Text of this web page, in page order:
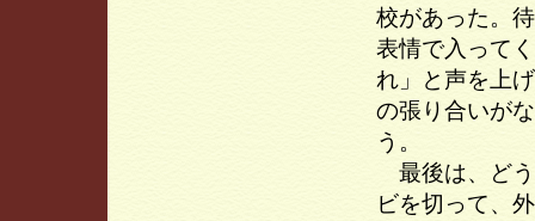
校があった。
表情で入って
れ」と声を上
の張り合いが
う。
最後は、どう
ビを切って、